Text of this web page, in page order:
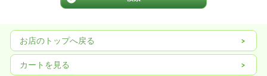
お店のトップへ戻る
カートを見る